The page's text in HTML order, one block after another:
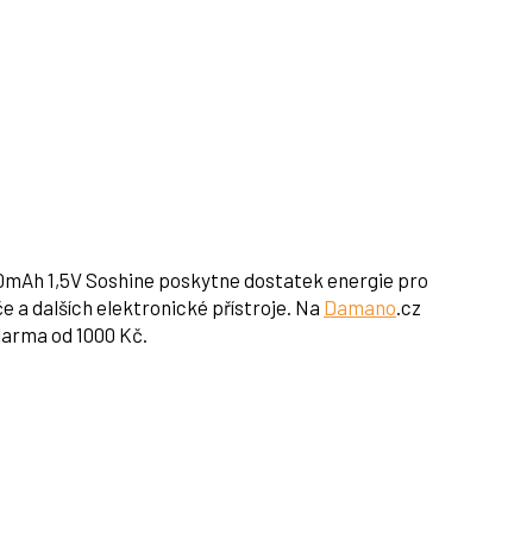
1,5V Soshine poskytne dostatek energie pro
a dalších elektronické přístroje. Na Damano.cz
od 1000 Kč.